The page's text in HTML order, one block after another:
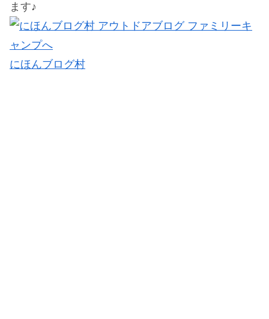
ます♪
にほんブログ村